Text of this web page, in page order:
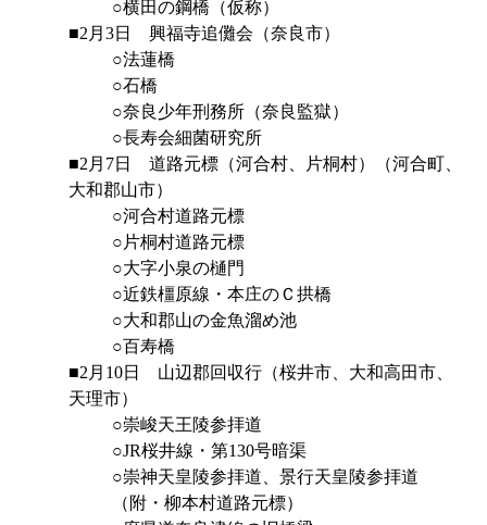
○横田の鋼橋（仮称）
■2月3日 興福寺追儺会（奈良市）
○法蓮橋
○石橋
○奈良少年刑務所（奈良監獄）
○長寿会細菌研究所
■2月7日 道路元標（河合村、片桐村）（河合町、
大和郡山市）
○河合村道路元標
○片桐村道路元標
○大字小泉の樋門
○近鉄橿原線・本庄のＣ拱橋
○大和郡山の金魚溜め池
○百寿橋
■2月10日 山辺郡回収行（桜井市、大和高田市、
天理市）
○崇峻天王陵参拝道
○JR桜井線・第130号暗渠
○崇神天皇陵参拝道、景行天皇陵参拝道
（附・柳本村道路元標）